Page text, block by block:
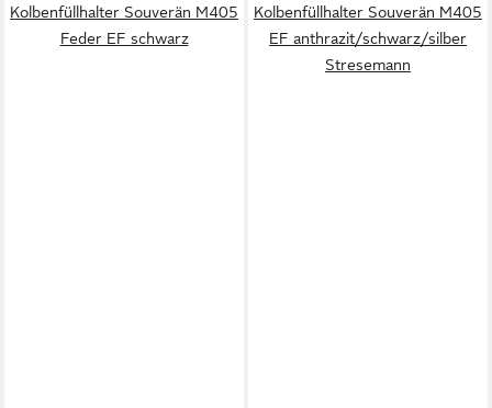
Kolbenfüllhalter Souverän M405
Feder EF schwarz
Kolbenfüllhalter Souverän M405
EF anthrazit/schwarz/silber
Stresemann